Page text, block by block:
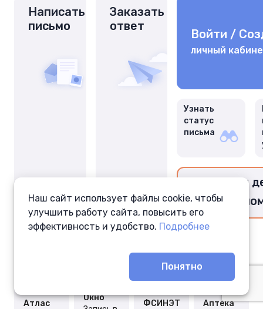
Написать
письмо
Заказать
ответ
Войти /
личный
Узнать
статус
письма
Перевести
Атлас
Окно
ФСИНЭТ Аптека
Наш сайт использует файлы cookie, чтобы
улучшить работу сайта, повысить его
эффективность и удобство. Подробнее
Понятно